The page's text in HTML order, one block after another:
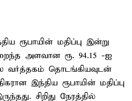
ரூபாயின் மதிப்பு இன்று
அளவான ரூ. 94.15 -ஐ
வர்த்தகம் தொடங்கியவுடன்
இந்திய ரூபாயின் மதிப்பு
சிறிது நேரத்தில்